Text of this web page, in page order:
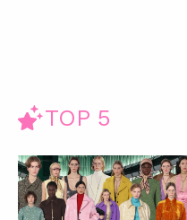
TOP 5